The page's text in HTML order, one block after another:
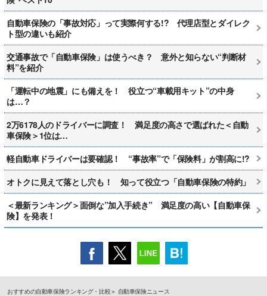
自動車保険の「事故対応」って実際何する!? 代理店型とダイレク
ト型の違いも紹介
交通事故で「自動車保険」は使うべき？ 意外と知らない“判断材
料”を紹介
「運転中の地震」にも備えを！ 役立つ“車載用キット”の中身
は…？
2万6178人のドライバーに調査！ 満足度の高さで選ばれた＜自動
車保険＞1位は…
軽自動車ドライバーは要確認！ “事故率”で「保険料」が割高に!?
オトクに見えて落とし穴も！ 知って役立つ「自動車保険の特約」
＜最新ランキング＞面倒な”加入手続き” 満足度の高い【自動車保
険】を発表！
おすすめの自動車保険ランキング・比較
自動車保険ニュース